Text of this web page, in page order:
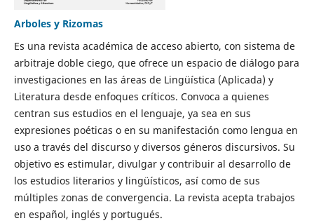
Arboles y Rizomas
Es una revista académica de acceso abierto, con sistema de
arbitraje doble ciego, que ofrece un espacio de diálogo para
investigaciones en las áreas de Lingüística (Aplicada) y
Literatura desde enfoques críticos. Convoca a quienes
centran sus estudios en el lenguaje, ya sea en sus
expresiones poéticas o en su manifestación como lengua en
uso a través del discurso y diversos géneros discursivos. Su
objetivo es estimular, divulgar y contribuir al desarrollo de
los estudios literarios y lingüísticos, así como de sus
múltiples zonas de convergencia. La revista acepta trabajos
en español, inglés y portugués.